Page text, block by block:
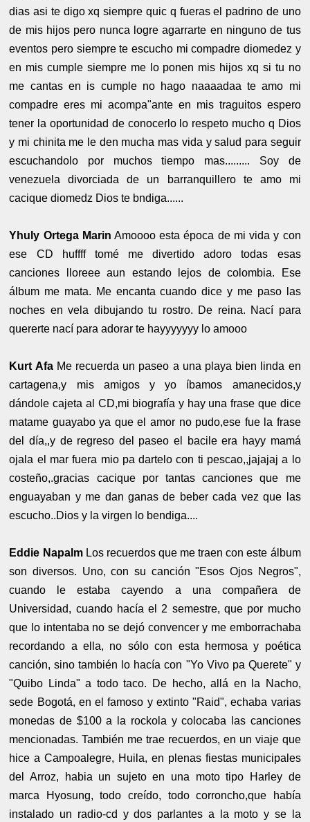
dias asi te digo xq siempre quic q fueras el padrino de uno
de mis hijos pero nunca logre agarrarte en ninguno de tus
eventos pero siempre te escucho mi compadre diomedez y
en mis cumple siempre me lo ponen mis hijos xq si tu no
me cantas en is cumple no hago naaaadaa te amo mi
compadre eres mi acompa"ante en mis traguitos espero
tener la oportunidad de conocerlo lo respeto mucho q Dios
y mi chinita me le den mucha mas vida y salud para seguir
escuchandolo por muchos tiempo mas......... Soy de
venezuela divorciada de un barranquillero te amo mi
cacique diomedz Dios te bndiga......
Yhuly Ortega Marin Amoooo esta época de mi vida y con
ese CD huffff tomé me divertido adoro todas esas
canciones lloreee aun estando lejos de colombia. Ese
álbum me mata. Me encanta cuando dice y me paso las
noches en vela dibujando tu rostro. De reina. Nací para
quererte nací para adorar te hayyyyyyy lo amooo
Kurt AfaMe recuerda un paseo a una playa bien linda en
cartagena,y mis amigos y yo íbamos amanecidos,y
dándole cajeta al CD,mi biografía y hay una frase que dice
matame guayabo ya que el amor no pudo,ese fue la frase
del día,,y de regreso del paseo el bacile era hayy mamá
ojala el mar fuera mio pa dartelo con ti pescao,,jajajaj a lo
costeño,.gracias cacique por tantas canciones que me
enguayaban y me dan ganas de beber cada vez que las
escucho..Dios y la virgen lo bendiga....
Eddie NapalmLos recuerdos que me traen con este álbum
son diversos. Uno, con su canción "Esos Ojos Negros",
cuando le estaba cayendo a una compañera de
Universidad, cuando hacía el 2 semestre, que por mucho
que lo intentaba no se dejó convencer y me emborrachaba
recordando a ella, no sólo con esta hermosa y poética
canción, sino también lo hacía con "Yo Vivo pa Querete" y
"Quibo Linda" a todo taco. De hecho, allá en la Nacho,
sede Bogotá, en el famoso y extinto "Raid", echaba varias
monedas de $100 a la rockola y colocaba las canciones
mencionadas. También me trae recuerdos, en un viaje que
hice a Campoalegre, Huila, en plenas fiestas municipales
del Arroz, habia un sujeto en una moto tipo Harley de
marca Hyosung, todo creído, todo corroncho,que había
instalado un radio-cd y dos parlantes a la moto y se la